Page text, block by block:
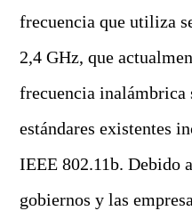
frecuencia que utiliza
2,4 GHz, que
frecuencia inalámbrica
estándares existentes
IEEE 802.11b. Debido
gobiernos y las